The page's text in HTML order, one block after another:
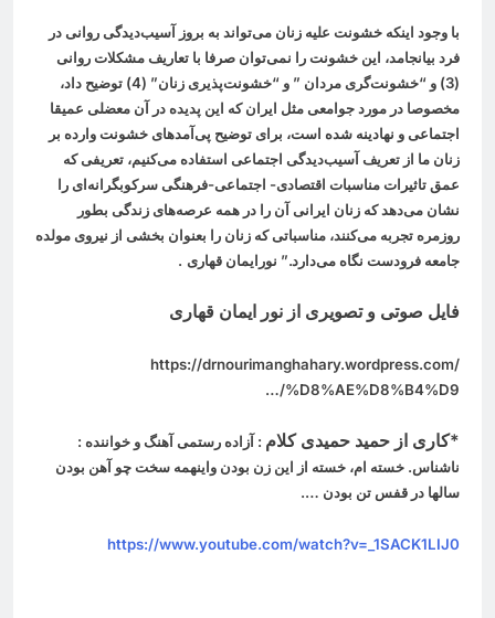
با وجود اینکه خشونت علیه زنان می‌تواند به بروز آسیب‌دیدگی روانی در
فرد بیانجامد، این خشونت را نمی‌توان صرفا با تعاریف مشکلات روانی
(3) و “خشونت‌گری مردان ” و “خشونت‌پذیری زنان” (4) توضیح داد،
مخصوصا در مورد جوامعی مثل ایران که این پدیده در آن معضلی عمیقا
اجتماعی و نهادینه شده است، برای توضیح پی‌آمدهای خشونت وارده بر
زنان ما از تعریف آسیب‌دیدگی اجتماعی استفاده می‌کنیم، تعريفی که
عمق تاثیرات مناسبات اقتصادی- اجتماعی-فرهنگی سرکوبگرانه‌ای را
نشان می‌دهد که زنان ایرانی آن را در همه عرصه‌های زندگی بطور
روزمره تجربه می‌کنند، مناسباتی که زنان را بعنوان بخشی از نیروی مولده
جامعه فرودست نگاه می‌دارد.” نورایمان قهاری .
فایل صوتی و تصویری از نور ایمان قهاری
https://drnourimanghahary.wordpress.com/
…/%D8%AE%D8%B4%D9
*کاری از حمید حمیدی کلام : آزاده رستمی آهنگ و خواننده :
ناشناس. خسته ام، خسته از این زن بودن واینهمه سخت چو آهن بودن
سالها در قفس تن بودن ….
https://www.youtube.com/watch?v=_1SACK1LIJ0